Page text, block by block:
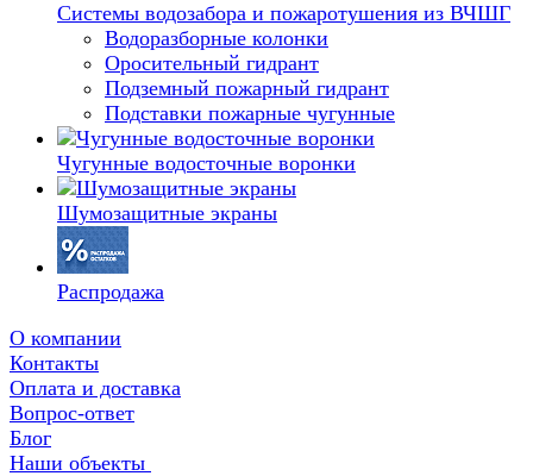
Системы водозабора и пожаротушения из ВЧШГ
Водоразборные колонки
Оросительный гидрант
Подземный пожарный гидрант
Подставки пожарные чугунные
Чугунные водосточные воронки
Шумозащитные экраны
Распродажа
О компании
Контакты
Оплата и доставка
Вопрос-ответ
Блог
Наши объекты